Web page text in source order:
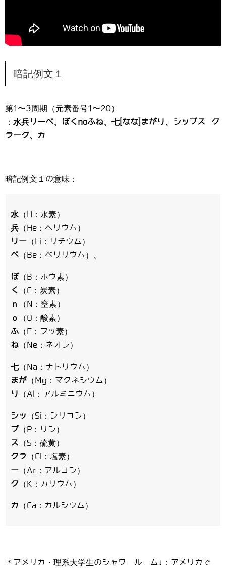
暗記例文１
第1〜3周期（元素番号1〜20）
： 水兵リーベ、ぼくnoふね、七[なな]まがり、シップス ク
ラーク、カ
暗記例文１の意味：
水 （H：水素）
兵 （He：ヘリウム）
リー （Li：リチウム）
ベ （Be：ベリリウム）、
ぼ（B：ホウ素）
く
（C：炭素）
ｎ
（N：窒素）
ｏ
（O：酸素）
ふ （F：フッ素）
ね （Ne：ネオン）
七（Na：ナトリウム）
まが （Mg：マグネシウム）
り
（Al：アルミニウム）
シッ
（Si：シリコン）
プ （P：リン）
ス （S：硫黄）
クラ （Cl：塩素）
ー （Ar：アルゴン）
ク （K：カリウム）
カ （Ca：カルシウム）
＊アメリカ・理系大学生のシャワールーム↓：アメリカで